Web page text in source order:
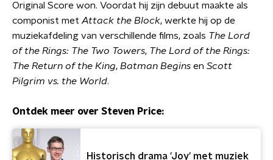
Original Score won. Voordat hij zijn debuut maakte als
componist met Attack the Block, werkte hij op de
muziekafdeling van verschillende films, zoals The Lord
of the Rings: The Two Towers, The Lord of the Rings:
The Return of the King, Batman Begins en Scott
Pilgrim vs. the World.
Ontdek meer over Steven Price:
Historisch drama 'Joy' met muziek